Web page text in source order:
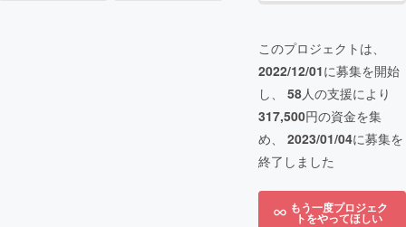
このプロジェクトは、
2022/12/01に募集を開始
し、 58人の支援により
317,500円の資金を集
め、 2023/01/04に募集を
終了しました
もう一度プロジェク
トをやってほしい